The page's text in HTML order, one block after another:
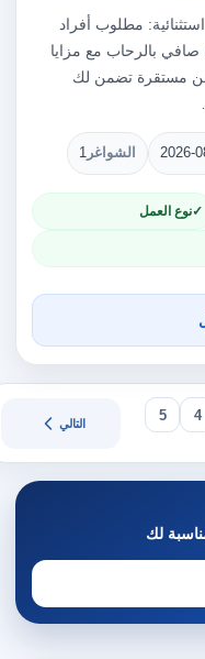
مطلوب أفراد
بمرتب 7500 جنيه صافي بالرحاب مع مزايا
مستقرة تضمن لك
2026- الشواغر 1
نوع العمل
4
5 التالي
لك